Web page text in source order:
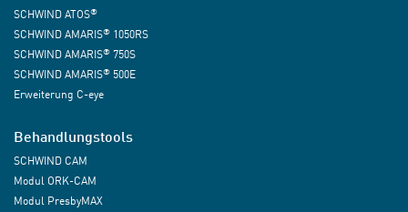
SCHWIND ATOS®
SCHWIND AMARIS® 1050RS
SCHWIND AMARIS® 750S
SCHWIND AMARIS® 500E
Erweiterung C-eye
Behandlungstools
SCHWIND CAM
Modul ORK-CAM
Modul PresbyMAX